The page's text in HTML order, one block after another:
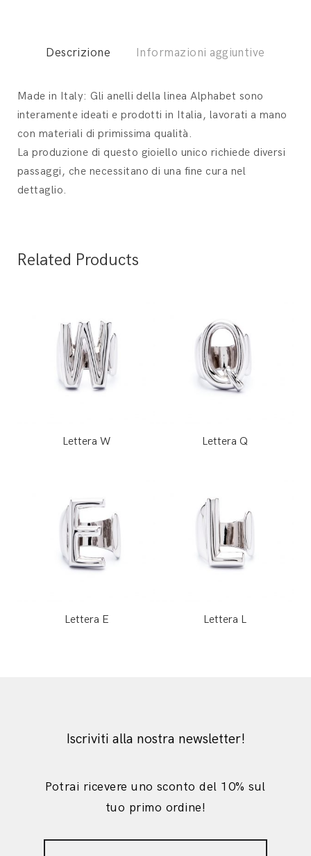
Descrizione Informazioni aggiuntive
Made in Italy: Gli anelli della linea Alphabet sono
interamente ideati e prodotti in Italia, lavorati a mano
con materiali di primissima qualità.
La produzione di questo gioiello unico richiede diversi
passaggi, che necessitano di una fine cura nel
dettaglio.
Related Products
Lettera W Lettera Q
Lettera E Lettera L
Iscriviti alla nostra newsletter!
Potrai ricevere uno sconto del 10% sul
tuo primo ordine!